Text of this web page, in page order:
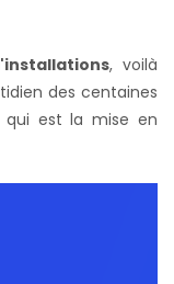
, voilà
des centaines
qui est la mise en